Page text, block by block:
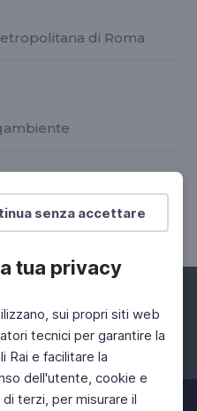
senza accettare
tua privacy
sui propri siti web
tecnici per garantire la
Rai e facilitare la
dell'utente, cookie e
terzi, per misurare il
di Roma
Twitter